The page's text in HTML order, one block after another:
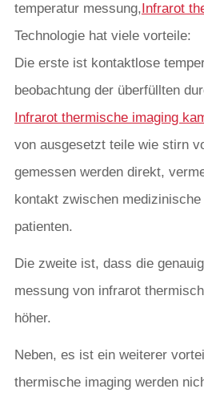
temperatur messung,Infrarot
Technologie hat viele vorteile:
Die erste ist kontaktlose
beobachtung der überfüllten
Infrarot thermische imaging
von ausgesetzt teile wie stirn
gemessen werden direkt,
kontakt zwischen
patienten.
Die zweite ist, dass die
messung von infrarot
höher.
Neben, es ist ein weiterer
thermische imaging werden